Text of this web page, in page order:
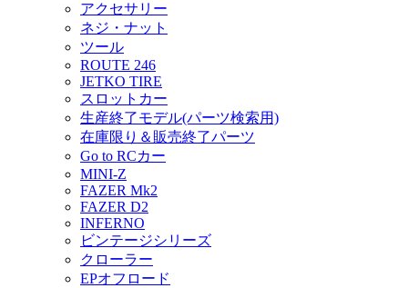
アクセサリー
ネジ・ナット
ツール
ROUTE 246
JETKO TIRE
スロットカー
生産終了モデル(パーツ検索用)
在庫限り＆販売終了パーツ
Go to RCカー
MINI-Z
FAZER Mk2
FAZER D2
INFERNO
ビンテージシリーズ
クローラー
EPオフロード